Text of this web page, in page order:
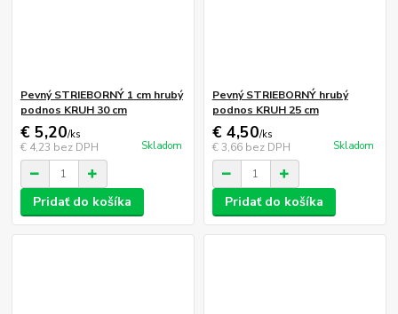
Pevný STRIEBORNÝ 1 cm hrubý
podnos KRUH 30 cm
€ 5,20/ks
€ 4,23 bez DPH Skladom
Pridať do košíka
Pevný STRIEBORNÝ hrubý
podnos KRUH 25 cm
€ 4,50/ks
€ 3,66 bez DPH Skladom
Pridať do košíka